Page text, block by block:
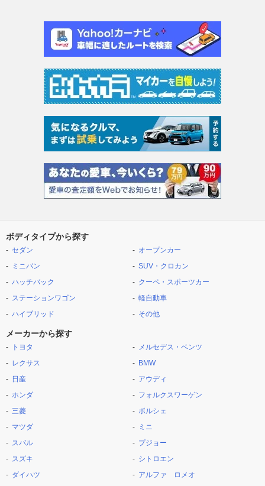
ボディタイプから探す
セダン
ミニバン
ハッチバック
ステーションワゴン
ハイブリッド
オープンカー
SUV・クロカン
クーペ・スポーツカー
軽自動車
その他
メーカーから探す
トヨタ
レクサス
日産
ホンダ
三菱
マツダ
スバル
スズキ
ダイハツ
メルセデス・ベンツ
BMW
アウディ
フォルクスワーゲン
ポルシェ
ミニ
プジョー
シトロエン
アルファ ロメオ